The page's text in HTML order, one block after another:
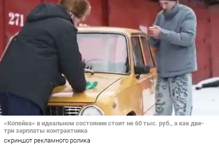
«Копейка» в идеальном состоянии стоит не 60 тыс. руб., а как две-
три зарплаты контрактника
скриншот рекламного ролика